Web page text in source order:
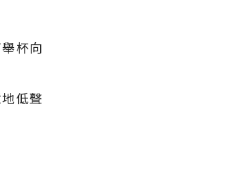
杯向
低聲